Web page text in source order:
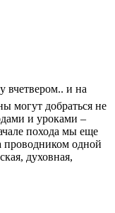
вчетвером.. и на
могут добраться не
и уроками –
похода мы еще
проводником одной
духовная,